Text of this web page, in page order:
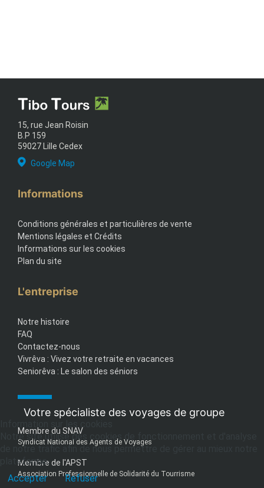
15, rue Jean Roisin
B.P 159
59027 Lille Cedex
Google Map
Informations
Conditions générales et particulières de vente
Mentions légales et Crédits
Informations sur les cookies
Plan du site
L'entreprise
Notre histoire
FAQ
Contactez-nous
Vivrêva : Vivez votre retraite en vacances
Seniorêva : Le salon des séniors
Votre spécialiste des voyages de groupe
Membre du SNAV
Syndicat National des Agents de Voyages
Membre de l'APST
Association Professionnelle de Solidarité du Tourrisme
Notre site utilise des cookies de fonctionnement et d'analyse
de notre trafic afin de nous permettre de gérer au mieux notre
plateforme.
Accepter
Refuser